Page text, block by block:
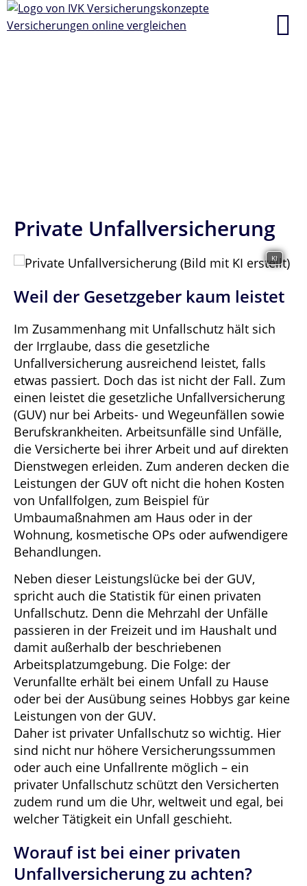
Private Unfallversicherung
KI
Weil der Gesetzgeber kaum leistet
Im Zusammenhang mit Unfallschutz hält sich
der Irrglaube, dass die gesetzliche
Unfallversicherung ausreichend leistet, falls
etwas passiert. Doch das ist nicht der Fall. Zum
einen leistet die gesetzliche Unfallversicherung
(GUV) nur bei Arbeits- und Wegeunfällen sowie
Berufskrankheiten. Arbeitsunfälle sind Unfälle,
die Versicherte bei ihrer Arbeit und auf direkten
Dienstwegen erleiden. Zum anderen decken die
Leistungen der GUV oft nicht die hohen Kosten
von Unfallfolgen, zum Beispiel für
Umbaumaßnahmen am Haus oder in der
Wohnung, kosmetische OPs oder aufwendigere
Behandlungen.
Neben dieser Leistungslücke bei der GUV,
spricht auch die Statistik für einen privaten
Unfallschutz. Denn die Mehrzahl der Unfälle
passieren in der Freizeit und im Haushalt und
damit außerhalb der beschriebenen
Arbeitsplatzumgebung. Die Folge: der
Verunfallte erhält bei einem Unfall zu Hause
oder bei der Ausübung seines Hobbys gar keine
Leistungen von der GUV.
Daher ist privater Unfallschutz so wichtig. Hier
sind nicht nur höhere Versicherungssummen
oder auch eine Unfallrente möglich – ein
privater Unfallschutz schützt den Versicherten
zudem rund um die Uhr, weltweit und egal, bei
welcher Tätigkeit ein Unfall geschieht.
Worauf ist bei einer privaten
Unfallversicherung zu achten?